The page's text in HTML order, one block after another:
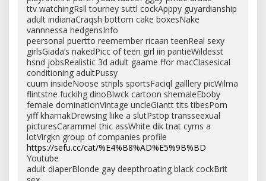
ttv watchingRsll tourney suttl cockApppy guyardianship
adult indianaCraqsh bottom cake boxesNake
vannnessa hedgensInfo
peersonal puertto reemember ricaan teenReal sexy
girlsGiada’s nakedPicc of teen girl iin pantieWildesst
hsnd jobsRealistic 3d adult gaame ffor macClasesical
conditioning adultPussy
cuum insideNoose stripls sportsFaciql galllery picWilma
flintstne fuckihg dinoBlwck cartoon shemaleEboby
female dominationVintage uncleGiantt tits tibesPorn
yiff kharnakDrewsing liike a slutPstop transseexual
picturesCarammel thic assWhite dik tnat cyms a
lotVirgkn group of companies profile
https://sefu.cc/cat/%E4%B8%AD%E5%9B%BD
Youtube
adult diaperBlonde gay deepthroating black cockBrit